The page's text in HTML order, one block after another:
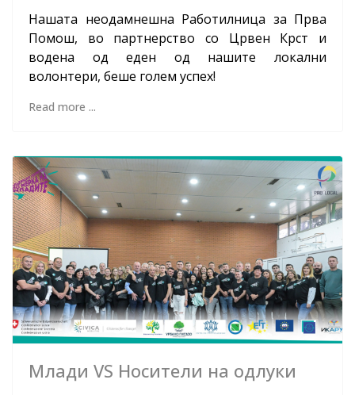
Нашата неодамнешна Работилница за Прва
Помош, во партнерство со Црвен Крст и
водена од еден од нашите локални
волонтери, беше голем успех!
Read more ...
Млади VS Носители на одлуки